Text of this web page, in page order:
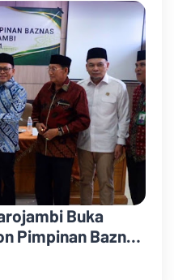
Buka
Pimpinan Baznas